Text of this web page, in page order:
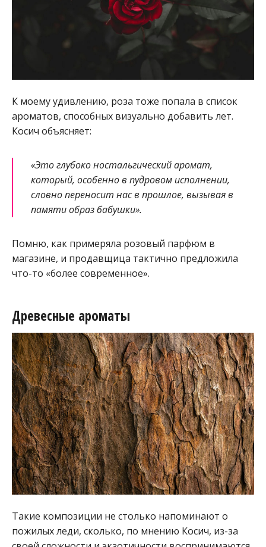
К моему удивлению, роза тоже попала в список
ароматов, способных визуально добавить лет.
Косич объясняет:
«Это глубоко ностальгический аромат,
который, особенно в пудровом исполнении,
словно переносит нас в прошлое, вызывая в
памяти образ бабушки».
Помню, как примеряла розовый парфюм в
магазине, и продавщица тактично предложила
что-то «более современное».
Древесные ароматы
Такие композиции не столько напоминают о
пожилых леди, сколько, по мнению Косич, из-за